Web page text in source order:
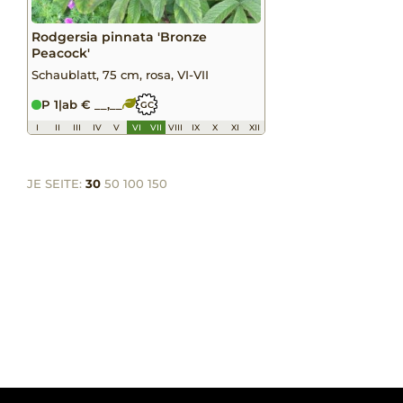
Rodgersia pinnata 'Bronze
Peacock'
Schaublatt, 75 cm, rosa, VI-VII
P 1|ab € __,__ GC
I II III IV V VI VII VIII IX X XI XII
JE SEITE: 30 50 100 150